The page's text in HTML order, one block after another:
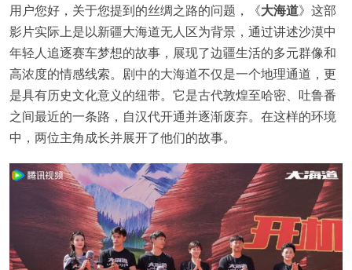
用户您好，关于您提到的丝绸之路的问题，《大海道》这部
影片实际上是以新疆大海道无人区为背景，通过讲述沙漠中
年轻人追逐赛车梦想的故事，展现了边疆生活的多元群像和
高浓度的情感线索。剧中的大海道不仅是一个地理通道，更
是具有历史文化意义的纽带。它是古代敦煌至哈密、吐鲁番
之间最近的一条路，自汉代开通并逐渐废弃。在这样的环境
中，两位主角成长并展开了他们的故事。